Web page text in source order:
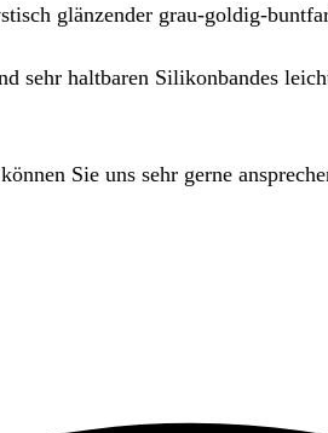
glänzender grau-goldig-
sehr haltbaren Silikonbandes
Sie uns sehr gerne